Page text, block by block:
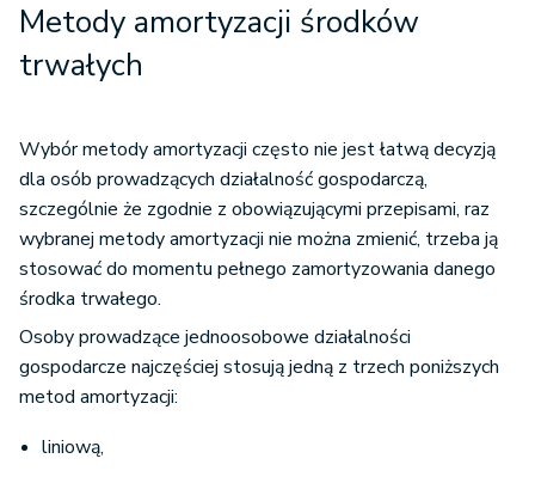
Metody amortyzacji środków
trwałych
Wybór metody amortyzacji często nie jest łatwą decyzją
dla osób prowadzących działalność gospodarczą,
szczególnie że zgodnie z obowiązującymi przepisami, raz
wybranej metody amortyzacji nie można zmienić, trzeba ją
stosować do momentu pełnego zamortyzowania danego
środka trwałego.
Osoby prowadzące jednoosobowe działalności
gospodarcze najczęściej stosują jedną z trzech poniższych
metod amortyzacji:
liniową,